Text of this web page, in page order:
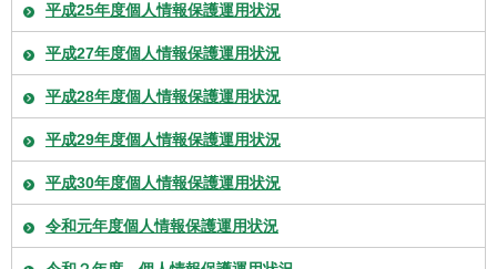
平成25年度個人情報保護運用状況
平成27年度個人情報保護運用状況
平成28年度個人情報保護運用状況
平成29年度個人情報保護運用状況
平成30年度個人情報保護運用状況
令和元年度個人情報保護運用状況